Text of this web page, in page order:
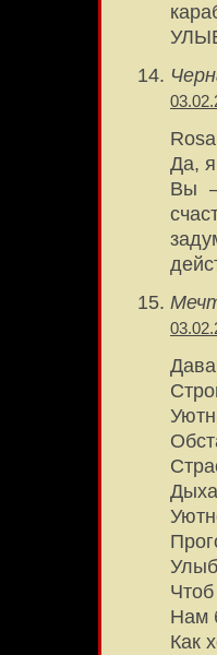
Да,
Вы
Нам
Как